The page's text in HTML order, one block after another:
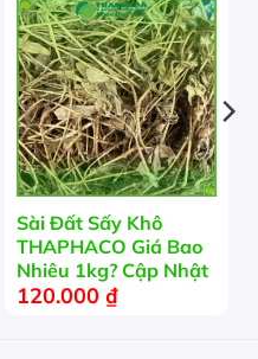
Sài Đất Sấy Khô
THAPHACO Giá Bao
Nhiêu 1kg? Cập Nhật
120.000 ₫